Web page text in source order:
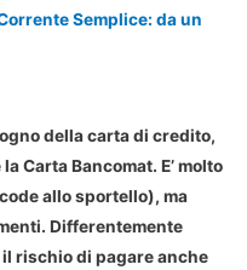
Semplice: da un
della carta di credito,
Carta Bancomat. E’ molto
allo sportello), ma
Differentemente
rischio di pagare anche